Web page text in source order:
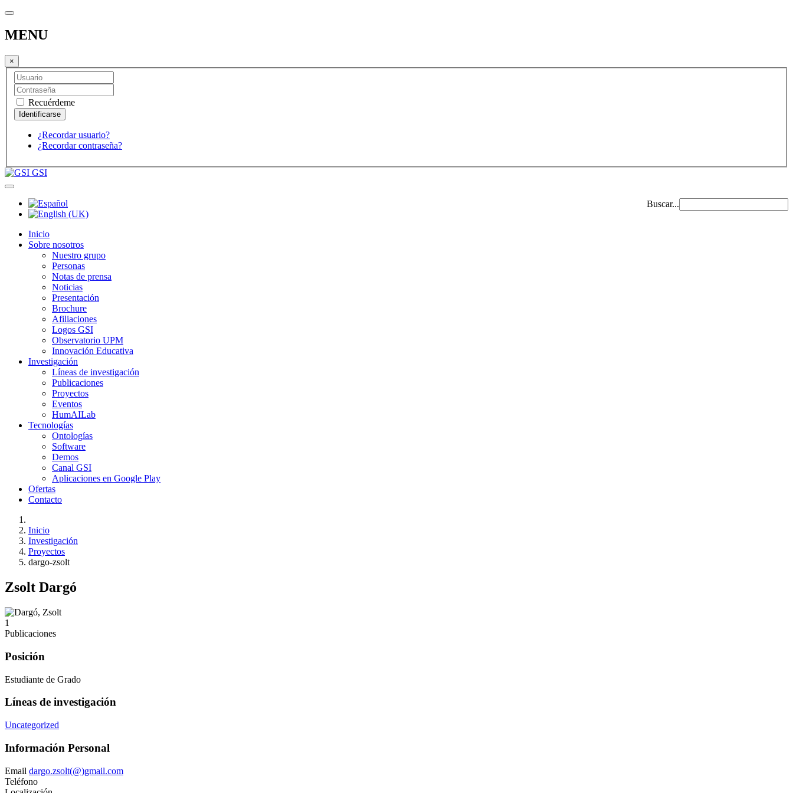
MENU
×
Recuérdeme
¿Recordar usuario?
¿Recordar contraseña?
GSI
Buscar...
Inicio
Sobre nosotros
Nuestro grupo
Personas
Notas de prensa
Noticias
Presentación
Brochure
Afiliaciones
Logos GSI
Observatorio UPM
Innovación Educativa
Investigación
Líneas de investigación
Publicaciones
Proyectos
Eventos
HumAILab
Tecnologías
Ontologías
Software
Demos
Canal GSI
Aplicaciones en Google Play
Ofertas
Contacto
Inicio
Investigación
Proyectos
dargo-zsolt
Zsolt Dargó
1
Publicaciones
Posición
Estudiante de Grado
Líneas de investigación
Uncategorized
Información Personal
Email dargo.zsolt(@)gmail.com
Teléfono